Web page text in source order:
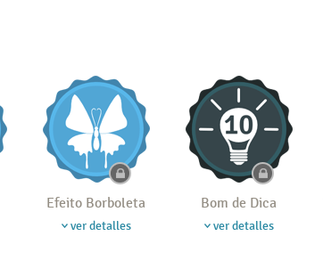
Efeito Borboleta
ver detalles
Bom de Dica
ver detalles